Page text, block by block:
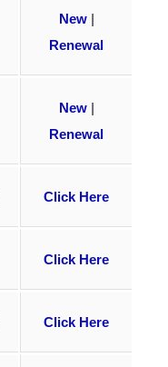
New|
Renewal
New|
Renewal
Click Here
Click Here
Click Here